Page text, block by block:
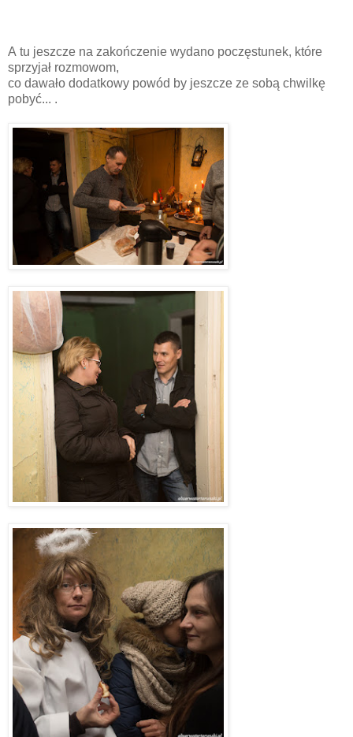
A tu jeszcze na zakończenie wydano poczęstunek, które
sprzyjał rozmowom,
co dawało dodatkowy powód by jeszcze ze sobą chwilkę
pobyć... .